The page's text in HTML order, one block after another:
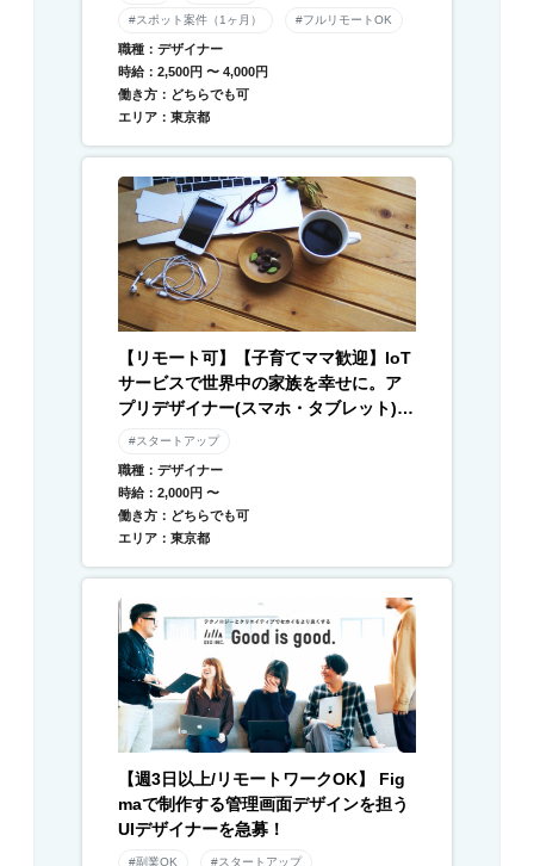
#スポット案件（1ヶ月） #フルリモートOK
職種：デザイナー
時給：2,500円 〜 4,000円
働き方：どちらでも可
エリア：東京都
【リモート可】【子育てママ歓迎】IoT
サービスで世界中の家族を幸せに。ア
プリデザイナー(スマホ・タブレット) /
Webデザイナー募集
#スタートアップ
職種：デザイナー
時給：2,000円 〜
働き方：どちらでも可
エリア：東京都
【週3日以上/リモートワークOK】 Fig
maで制作する管理画面デザインを担う
UIデザイナーを急募！
#副業OK #スタートアップ